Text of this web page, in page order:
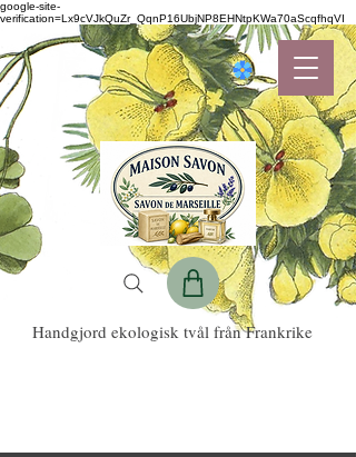
google-site-
verification=Lx9cVJkQuZr_QqnP16UbjNP8EHNtpKWa70aScqfhqVI
Handgjord ekologisk tvål från Frankrike